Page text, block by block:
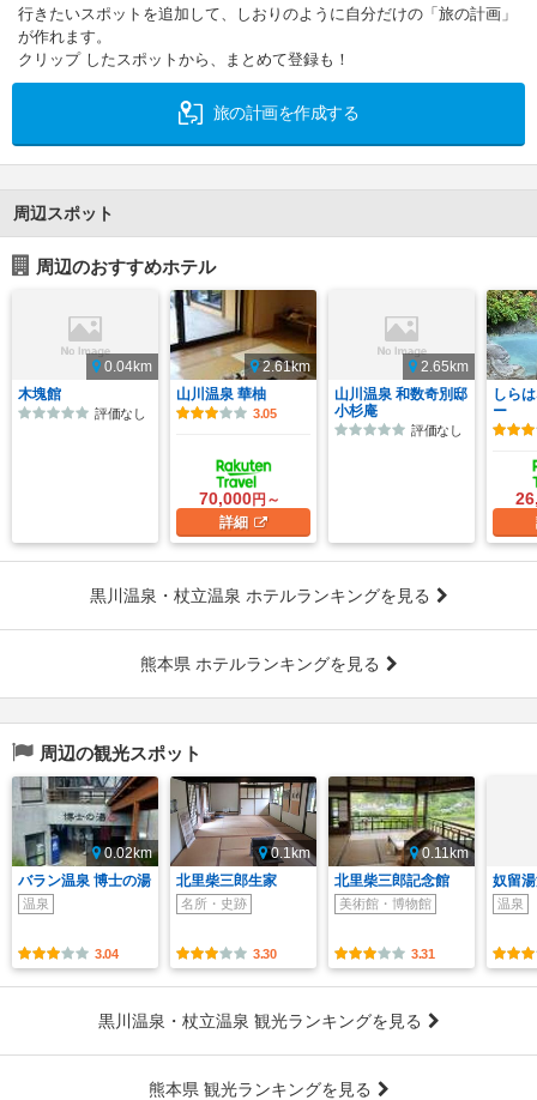
行きたいスポットを追加して、しおりのように自分だけの「旅の計画」
が作れます。
クリップ したスポットから、まとめて登録も！
旅の計画を作成する
周辺スポット
周辺のおすすめホテル
0.04km
木塊館
評価なし
2.61km
山川温泉 華柚
3.05
70,000円～
詳細
2.65km
山川温泉 和数奇別邸
小杉庵
評価なし
しら
ー
黒川温泉・杖立温泉 ホテルランキングを見る
熊本県 ホテルランキングを見る
周辺の観光スポット
0.02km
バラン温泉 博士の湯
温泉
3.04
0.1km
北里柴三郎生家
名所・史跡
3.30
0.11km
北里柴三郎記念館
美術館・博物館
3.31
奴留
温泉
黒川温泉・杖立温泉 観光ランキングを見る
熊本県 観光ランキングを見る